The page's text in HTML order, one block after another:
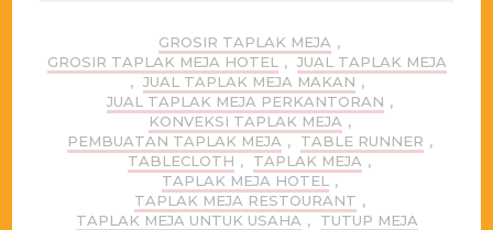
GROSIR TAPLAK MEJA ,
GROSIR TAPLAK MEJA HOTEL
, JUAL TAPLAK MEJA
, JUAL TAPLAK MEJA MAKAN ,
JUAL TAPLAK MEJA PERKANTORAN ,
KONVEKSI TAPLAK MEJA ,
PEMBUATAN TAPLAK MEJA , TABLE RUNNER ,
TABLECLOTH , TAPLAK MEJA ,
TAPLAK MEJA HOTEL
,
TAPLAK MEJA RESTOURANT ,
TAPLAK MEJA UNTUK USAHA , TUTUP MEJA